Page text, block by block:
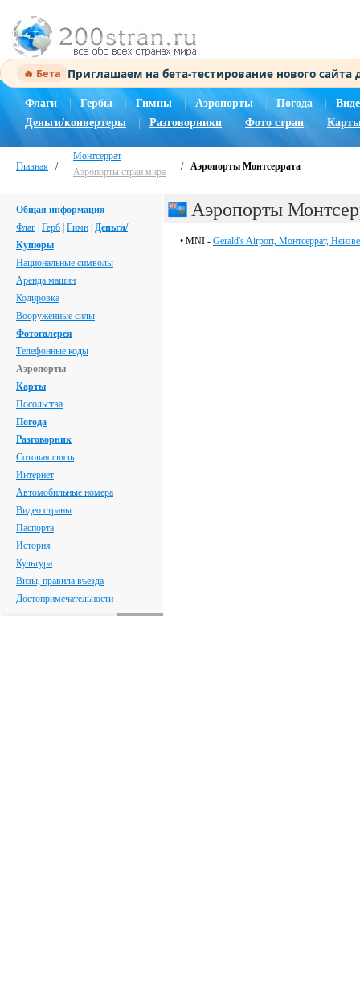
🔥 Бета Приглашаем на бета-тестирование нового
Флаги Гербы Гимны | Аэропорты Погода |
Деньги/конвертеры
Разговорники Фото стран
Главная /
Монтсеррат
Аэропорты стран мира
/ Аэропорты Монтсеррата
Общая информация
Флаг Герб Гимн Деньги/
Купюры
Национальные символы
Аренда машин
Кодировка
Вооруженные силы
Фотогалерея
Телефонные коды
Аэропорты
Карты
Посольства
Погода
Разговорник
Сотовая связь
Интернет
Автомобильные номера
Видео страны
Паспорта
История
Культура
Визы, правила въезда
Достопримечательности
Аэропорты
• MNI - Gerald's Airport, Монтсеррат,